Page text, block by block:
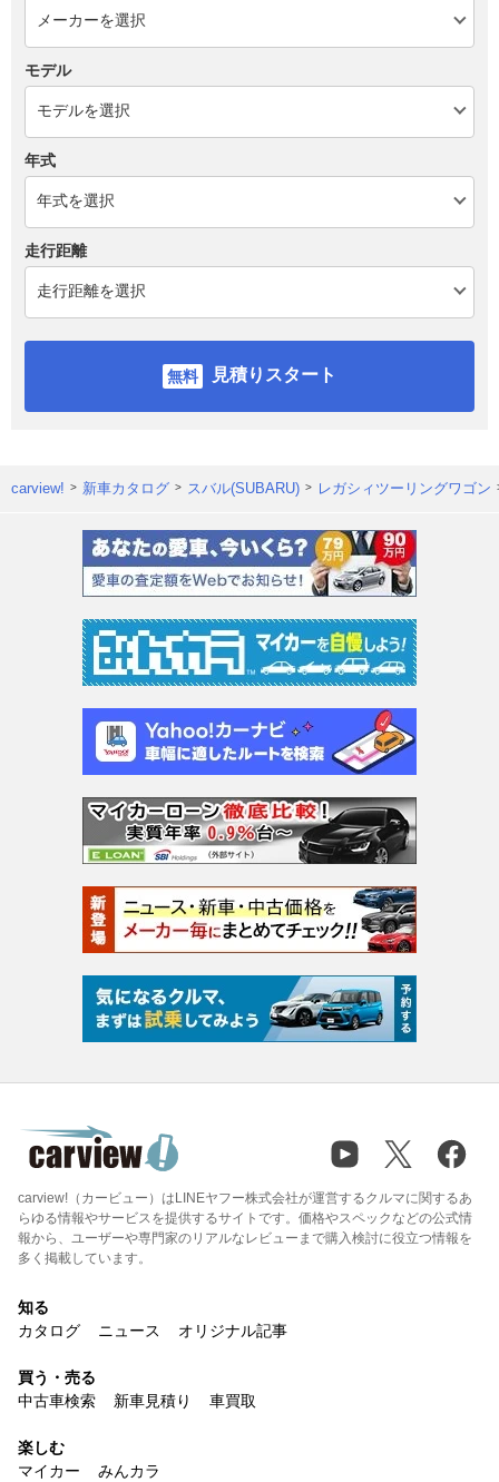
モデル
年式
走行距離
見積りスタート
carview! 新車カタログ スバル(SUBARU) レガシィツーリングワゴン
carview!（カービュー）はLINEヤフー株式会社が運営するクルマに関するあ
らゆる情報やサービスを提供するサイトです。価格やスペックなどの公式情
報から、ユーザーや専門家のリアルなレビューまで購入検討に役立つ情報を
多く掲載しています。
知る
カタログ
ニュース オリジナル記事
買う・売る
中古車検索
新車見積り 車買取
楽しむ
マイカー
みんカラ